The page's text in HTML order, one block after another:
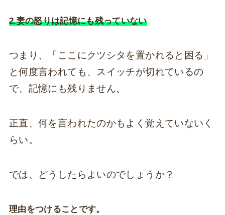
2.妻の怒りは記憶にも残っていない
つまり、「ここにクツシタを置かれると困る」
と何度言われても、スイッチが切れているの
で、記憶にも残りません。
正直、何を言われたのかもよく覚えていないく
らい。
では、どうしたらよいのでしょうか？
理由をつけることです。